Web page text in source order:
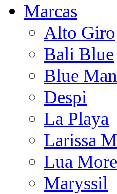
Marcas
Alto Giro
Bali Blue
Blue Man
Despi
La Playa
Larissa
Lua
Maryssil